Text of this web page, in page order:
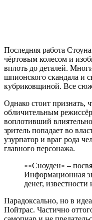
Последняя работа
чёртовым колесом и
вплоть до деталей.
шпионского скандала и
кубриковщиной. Все
Однако стоит признать,
обличительным
воплотивший
зритель попадает во
узурпатор и враг рода
главного персонажа.
««Сноуден» –
Информационная
денег,
Парадоксально, но в
Пойтрас. Частично